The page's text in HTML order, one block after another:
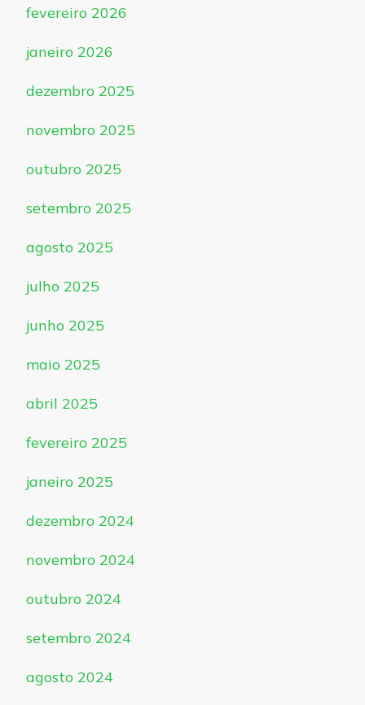
fevereiro 2026
janeiro 2026
dezembro 2025
novembro 2025
outubro 2025
setembro 2025
agosto 2025
julho 2025
junho 2025
maio 2025
abril 2025
fevereiro 2025
janeiro 2025
dezembro 2024
novembro 2024
outubro 2024
setembro 2024
agosto 2024